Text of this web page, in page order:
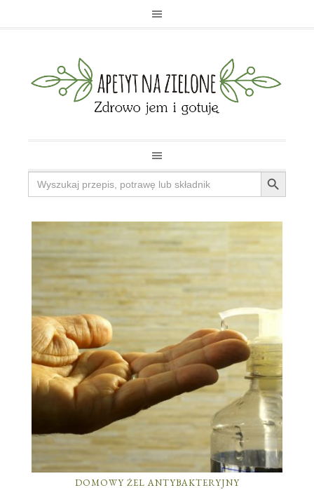
Search
for:
Search Button
DOMOWY ŻEL ANTYBAKTERYJNY